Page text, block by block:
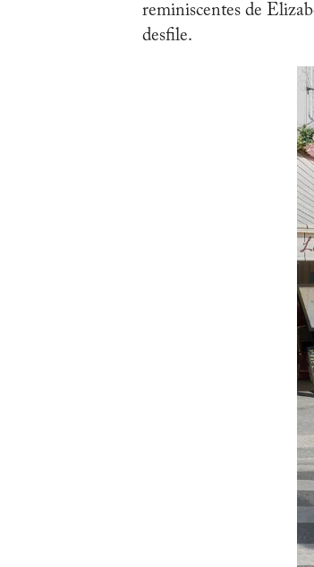
reminiscentes de
desfile.